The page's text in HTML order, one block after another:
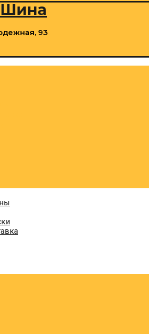
93